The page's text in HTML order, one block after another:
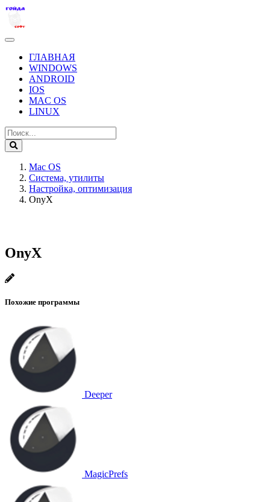
ГЛАВНАЯ
WINDOWS
ANDROID
IOS
MAC OS
LINUX
Mac OS
Система, утилиты
Настройка, оптимизация
OnyX
OnyX
Похожие программы
Deeper
MagicPrefs